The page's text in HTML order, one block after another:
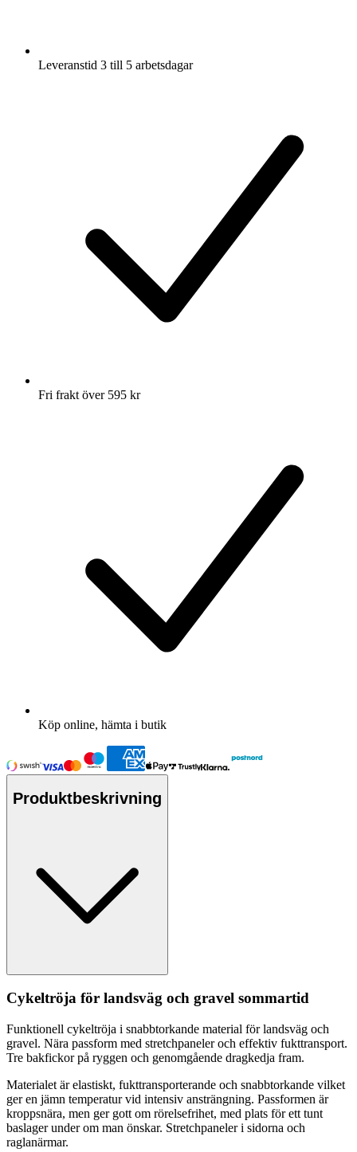
Leveranstid 3 till 5 arbetsdagar
Fri frakt över 595 kr
Köp online, hämta i butik
Produktbeskrivning
Cykeltröja för landsväg och gravel sommartid
Funktionell cykeltröja i snabbtorkande material för landsväg och
gravel. Nära passform med stretchpaneler och effektiv fukttransport.
Tre bakfickor på ryggen och genomgående dragkedja fram.
Materialet är elastiskt, fukttransporterande och snabbtorkande vilket
ger en jämn temperatur vid intensiv ansträngning. Passformen är
kroppsnära, men ger gott om rörelsefrihet, med plats för ett tunt
baslager under om man önskar. Stretchpaneler i sidorna och
raglanärmar.